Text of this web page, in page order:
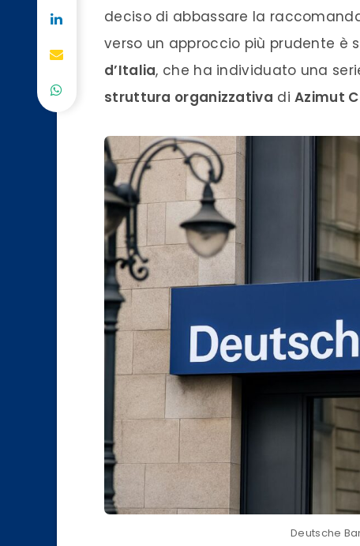
deciso di abbassare la
verso un approccio più prudente è
d’Italia, che ha individuato una
struttura organizzativa diAzimut
Deutsche